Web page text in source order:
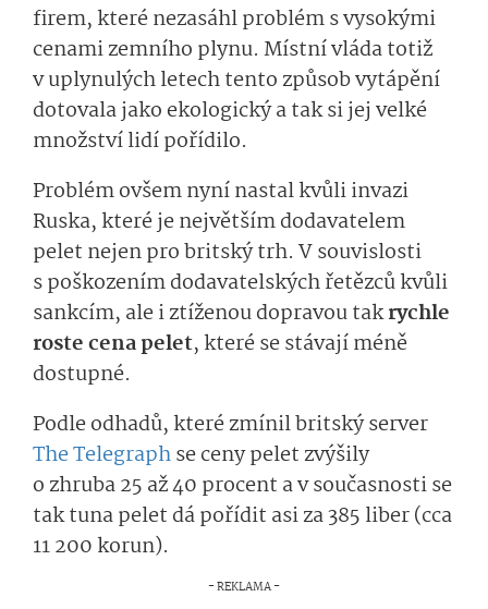
firem, které nezasáhl problém s vysokými
cenami zemního plynu. Místní vláda totiž
v uplynulých letech tento způsob vytápění
dotovala jako ekologický a tak si jej velké
množství lidí pořídilo.
Problém ovšem nyní nastal kvůli invazi
Ruska, které je největším dodavatelem
pelet nejen pro britský trh. V souvislosti
s poškozením dodavatelských řetězců kvůli
sankcím, ale i ztíženou dopravou takrychle
roste cena pelet, které se stávají méně
dostupné.
Podle odhadů, které zmínil britský server
The Telegraphse ceny pelet zvýšily
o zhruba 25 až 40 procent a v současnosti se
tak tuna pelet dá pořídit asi za 385 liber (cca
11 200 korun).